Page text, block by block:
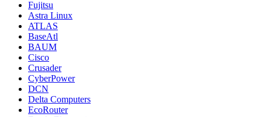
Fujitsu
Astra Linux
ATLAS
BaseAtl
BAUM
Cisco
Crusader
CyberPower
DCN
Delta Computers
EcoRouter